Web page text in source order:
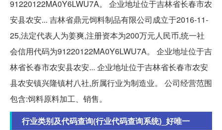
91220122MA0Y6LWU7A。 企业地址位于吉林省长春市农
安县农安... 吉林省鼎元饲料制品有限公司成立于2016-11-
25,法定代表人为姜爽,注册资本为200万元人民币,统一社
会信用代码为91220122MA0Y6LWU7A。 企业地址位于吉
林省长春市农安县农安... 企业地址位于吉林省长春市农安
县农安镇兴隆镇村八社,所属行业为制造业。 公司经营范围
包含:饲料原料加工、销售。
行业类别及代码查询(行业代码查询系统)_好唯一